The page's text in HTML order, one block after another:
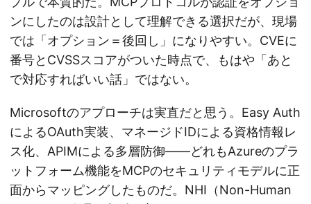
ンにしたのは設計として理解できる選択だが、現場
では「オプション＝後回し」になりやすい。CVEに
番号とCVSSスコアがついた時点で、もはや「あと
で対応すればいい話」ではない。
Microsoftのアプローチは実直だと思う。Easy Auth
によるOAuth実装、マネージドIDによる資格情報レ
ス化、APIMによる多層防御——どれもAzureのプラ
ットフォーム機能をMCPのセキュリティモデルに正
面からマッピングしたものだ。NHI（Non-Human